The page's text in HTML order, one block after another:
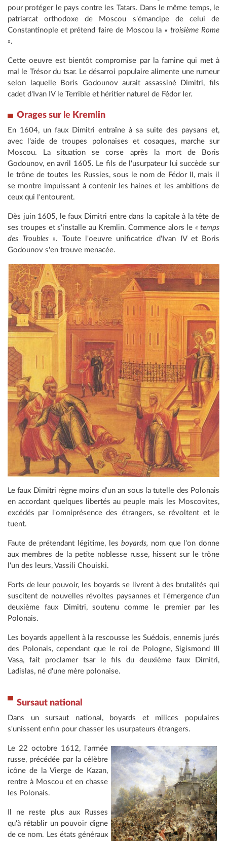
pour protéger le pays contre les Tatars. Dans le même temps, le
patriarcat orthodoxe de Moscou s'émancipe de celui de
Constantinople et prétend faire de Moscou la « troisième Rome
».
Cette oeuvre est bientôt compromise par la famine qui met à
mal le Trésor du tsar. Le désarroi populaire alimente une rumeur
selon laquelle Boris Godounov aurait assassiné Dimitri, fils
cadet d'Ivan IV le Terrible et héritier naturel de Fédor Ier.
Orages sur le Kremlin
En 1604, un faux Dimitri entraîne à sa suite des paysans et,
avec l'aide de troupes polonaises et cosaques, marche sur
Moscou. La situation se corse après la mort de Boris
Godounov, en avril 1605. Le fils de l'usurpateur lui succède sur
le trône de toutes les Russies, sous le nom de Fédor II, mais il
se montre impuissant à contenir les haines et les ambitions de
ceux qui l'entourent.
Dès juin 1605, le faux Dimitri entre dans la capitale à la tête de
ses troupes et s'installe au Kremlin. Commence alors le « temps
des Troubles ». Toute l'oeuvre unificatrice d'Ivan IV et Boris
Godounov s'en trouve menacée.
Le faux Dimitri règne moins d'un an sous la tutelle des Polonais
en accordant quelques libertés au peuple mais les Moscovites,
excédés par l'omniprésence des étrangers, se révoltent et le
tuent.
Faute de prétendant légitime, lesboyards, nom que l'on donne
aux membres de la petite noblesse russe, hissent sur le trône
l'un des leurs, Vassili Chouiski.
Forts de leur pouvoir, les boyards se livrent à des brutalités qui
suscitent de nouvelles révoltes paysannes et l'émergence d'un
deuxième faux Dimitri, soutenu comme le premier par les
Polonais.
Les boyards appellent à la rescousse les Suédois, ennemis jurés
des Polonais, cependant que le roi de Pologne, Sigismond III
Vasa, fait proclamer tsar le fils du deuxième faux Dimitri,
Ladislas, né d'une mère polonaise.
Sursaut national
Dans un sursaut national, boyards et milices populaires
s'unissent enfin pour chasser les usurpateurs étrangers.
Le 22 octobre 1612, l'armée
russe, précédée par la célèbre
icône de la Vierge de Kazan,
rentre à Moscou et en chasse
les Polonais.
Il ne reste plus aux Russes
qu'à rétablir un pouvoir digne
de ce nom. Les états généraux